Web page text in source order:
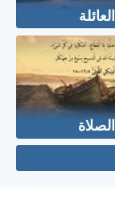
العائلة
الصلاة